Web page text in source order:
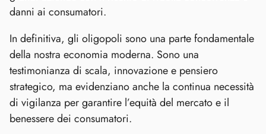
danni ai consumatori.
In definitiva, gli oligopoli sono una parte fondamentale
della nostra economia moderna. Sono una
testimonianza di scala, innovazione e pensiero
strategico, ma evidenziano anche la continua necessità
di vigilanza per garantire l’equità del mercato e il
benessere dei consumatori.